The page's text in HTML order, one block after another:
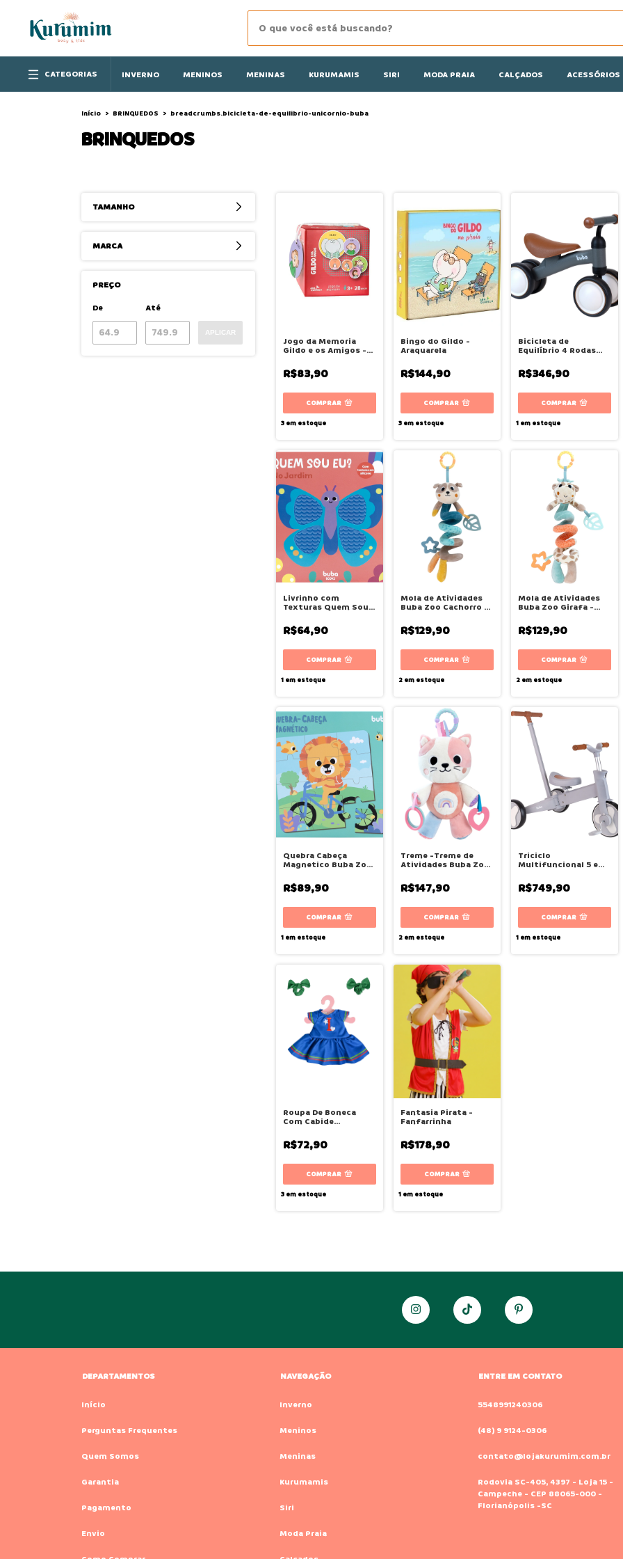
CATEGORIAS INVERNO MENINOS MENINAS KURUMAMIS SIRI MODA PRAIA CALÇADOS ACESSÓRIOS
Início > BRINQUEDOS > breadcrumbs.bicicleta-de-equilibrio-unicornio-buba
BRINQUEDOS
TAMANHO
MARCA
PREÇO
De
Até
APLICAR
Jogo da Memoria
Gildo e os Amigos -
R$83,90
3em estoque
Bingo do Gildo -
Araquarela
R$144,90
3em estoque
Bicicleta de
Equilíbrio 4 Rodas
R$346,90
1em estoque
Livrinho com
Texturas Quem Sou
R$64,90
1em estoque
Mola de Atividades
Buba Zoo Cachorro -
R$129,90
2em estoque
Mola de Atividades
Buba Zoo Girafa -
R$129,90
2em estoque
Quebra Cabeça
Magnetico Buba Zoo
R$89,90
1em estoque
Treme -Treme de
Atividades Buba Zoo
R$147,90
2em estoque
Triciclo
Multifuncional 5 em 1
R$749,90
1em estoque
Roupa De Boneca
Com Cabide
R$72,90
3em estoque
Fantasia Pirata -
Fanfarrinha
R$178,90
COMPRAR
1em estoque
DEPARTAMENTOS
Início
Perguntas Frequentes
Quem Somos
Garantia
Pagamento
Envio
NAVEGAÇÃO
Inverno
Meninos
Meninas
Kurumamis
Siri
Moda Praia
ENTRE EM CONTATO
5548991240306
(48) 9 9124-0306
contato@lojakurumim.com.br
Rodovia SC-405, 4397 - Loja 15 -
Campeche - CEP 88065-000 -
Florianópolis -SC